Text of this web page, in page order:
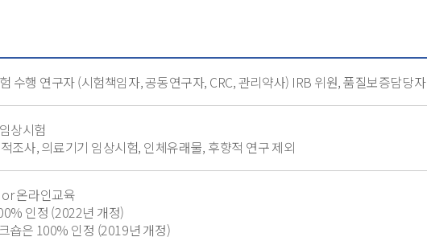
수행 연구자 (시험책임자, 공동연구자, CRC, 관리약사) IRB 위원, 품질보증담당자
상시험
조사, 의료기기 임상시험, 인체유래물, 후향적 연구 제외
온라인교육
인정 (2022년 개정)
숍은 100% 인정 (2019년 개정)